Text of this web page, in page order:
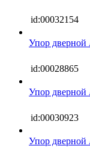
id:00032154
Упор дверной
id:00028865
Упор дверной
id:00030923
Упор дверной